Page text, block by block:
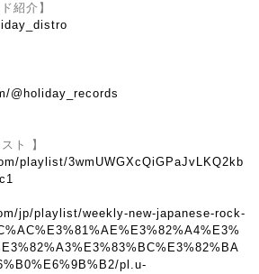
紹介】
@holiday_records
ト 】
playlist/3wmUWGXcQiGPaJvLKQ2kb
jp/playlist/weekly-new-japanese-rock-
pl.u-